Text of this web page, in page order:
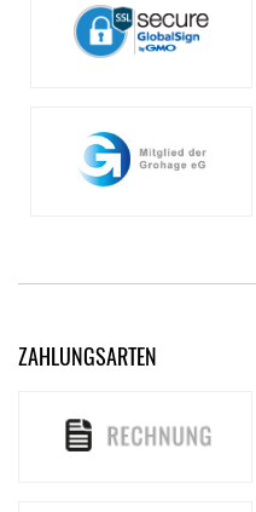
ZAHLUNGSARTEN